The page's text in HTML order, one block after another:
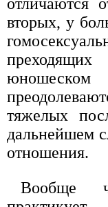
вторых, у
тяжелых
дальнейшем
отношения.
Вообще